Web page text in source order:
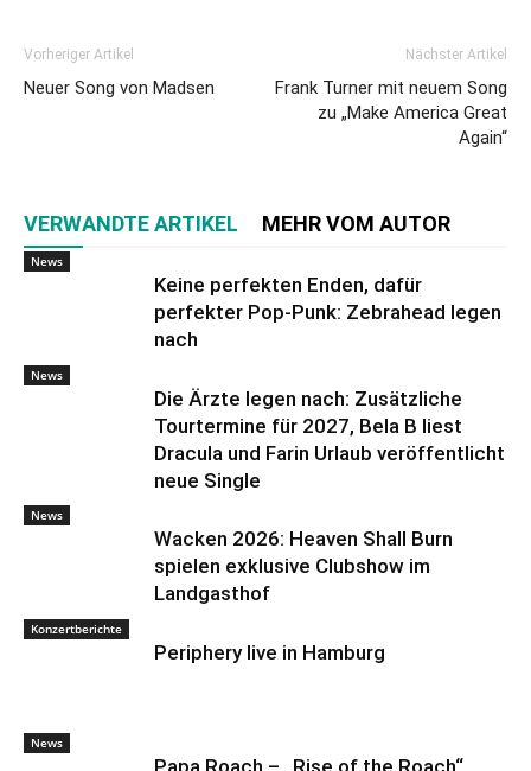
Vorheriger Artikel
Neuer Song von Madsen
Nächster Artikel
Frank Turner mit neuem Song
zu „Make America Great
Again“
VERWANDTE ARTIKEL MEHR VOM AUTOR
News
Keine perfekten Enden, dafür
perfekter Pop-Punk: Zebrahead legen
nach
News
Die Ärzte legen nach: Zusätzliche
Tourtermine für 2027, Bela B liest
Dracula und Farin Urlaub veröffentlicht
neue Single
News
Wacken 2026: Heaven Shall Burn
spielen exklusive Clubshow im
Landgasthof
Konzertberichte
Periphery live in Hamburg
News
Papa Roach – „Rise of the Roach“